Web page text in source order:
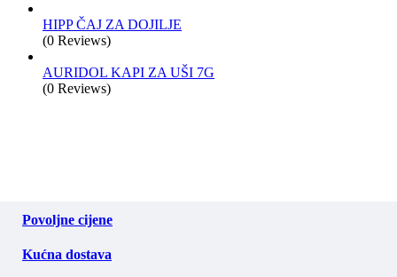
HIPP ČAJ ZA DOJILJE
(0 Reviews)
AURIDOL KAPI ZA UŠI 7G
(0 Reviews)
Povoljne cijene
Kućna dostava